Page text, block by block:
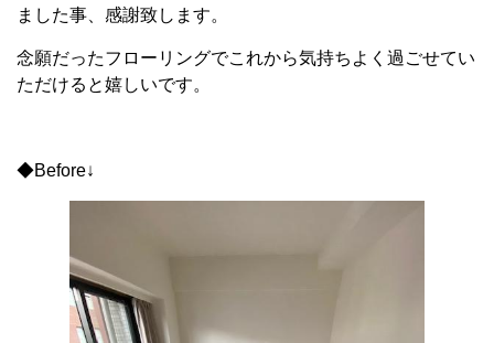
ました事、感謝致します。
念願だったフローリングでこれから気持ちよく過ごせてい
ただけると嬉しいです。
◆Before↓